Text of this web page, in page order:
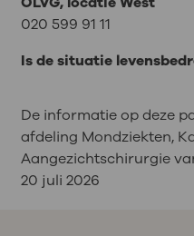
020 599 91 11
Is de situatie
De informatie op deze
afdeling Mondziekten,
Aangezichtschirurgie
20 juli 2026